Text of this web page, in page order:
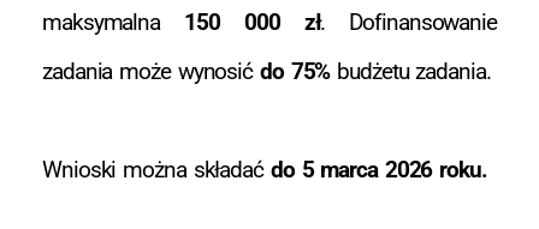
maksymalna 150 000 zł. Dofinansowanie
zadania może wynosić do 75%budżetu zadania.
Wnioski można składać do 5 marca 2026 roku.